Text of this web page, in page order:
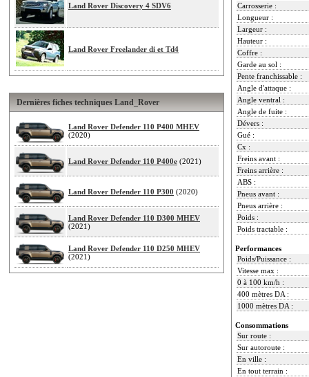
Land Rover Discovery 4 SDV6
Land Rover Freelander di et Td4
Dernières fiches techniques Land_Rover
Land Rover Defender 110 P400 MHEV
(2020)
Land Rover Defender 110 P400e (2021)
Land Rover Defender 110 P300 (2020)
Land Rover Defender 110 D300 MHEV
(2021)
Land Rover Defender 110 D250 MHEV
(2021)
Carrosserie :
Longueur :
Largeur :
Hauteur :
Coffre :
Garde au sol :
Pente franchissable :
Angle d'attaque :
Angle ventral :
Angle de fuite :
Dévers :
Gué :
Cx :
Freins avant :
Freins arrière :
ABS :
Pneus avant :
Pneus arrière :
Poids :
Poids tractable :
Performances
Poids/Puissance :
Vitesse max :
0 à 100 km/h :
400 mètres DA :
1000 mètres DA :
Consommations
Sur route :
Sur autoroute :
En ville :
En tout terrain :